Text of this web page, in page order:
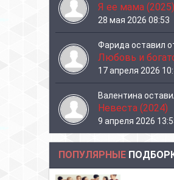
Я ее мама (2025)
28 мая 2026 08:53
Фарида оставил
Любовь и
17 апреля 2026
Валентина
Невеста (2024)
9 апреля 2026
ПОПУЛЯРНЫЕ